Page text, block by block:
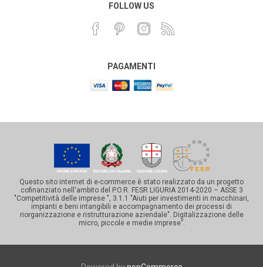
FOLLOW US
PAGAMENTI
Questo sito internet di e-commerce è stato realizzato da un progetto
cofinanziato nell'ambito del P.O.R. FESR LIGURIA 2014-2020 – ASSE 3
"Competitività delle imprese ", 3.1.1 "Aiuti per investimenti in macchinari,
impianti e beni intangibili e accompagnamento dei processi di
riorganizzazione e ristrutturazione aziendale". Digitalizzazione delle
micro, piccole e medie imprese”.